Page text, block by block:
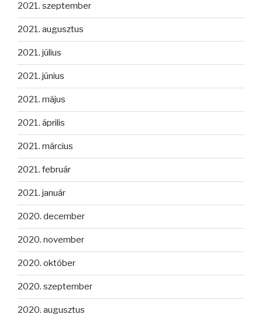
2021. szeptember
2021. augusztus
2021. július
2021. június
2021. május
2021. április
2021. március
2021. február
2021. január
2020. december
2020. november
2020. október
2020. szeptember
2020. augusztus